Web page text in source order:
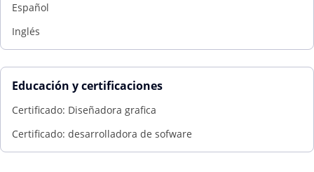
Español
Inglés
Educación y certificaciones
Certificado: Diseñadora grafica
Certificado: desarrolladora de sofware